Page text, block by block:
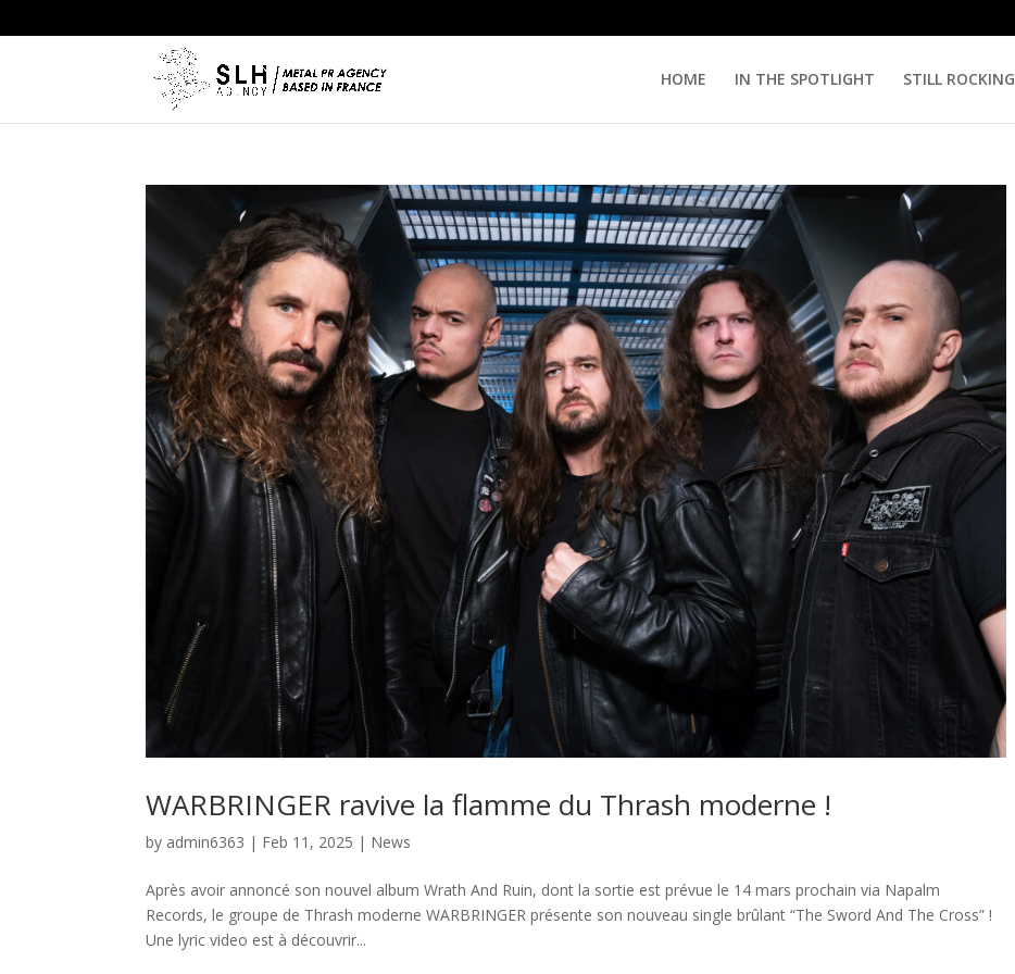
HOME IN THE SPOTLIGHT STILL ROCKING
WARBRINGER ravive la flamme du Thrash moderne !
by admin6363 | Feb 11, 2025 | News
Après avoir annoncé son nouvel album Wrath And Ruin, dont la sortie est prévue le 14 mars prochain via Napalm
Records, le groupe de Thrash moderne WARBRINGER présente son nouveau single brûlant “The Sword And The Cross” !
Une lyric video est à découvrir...